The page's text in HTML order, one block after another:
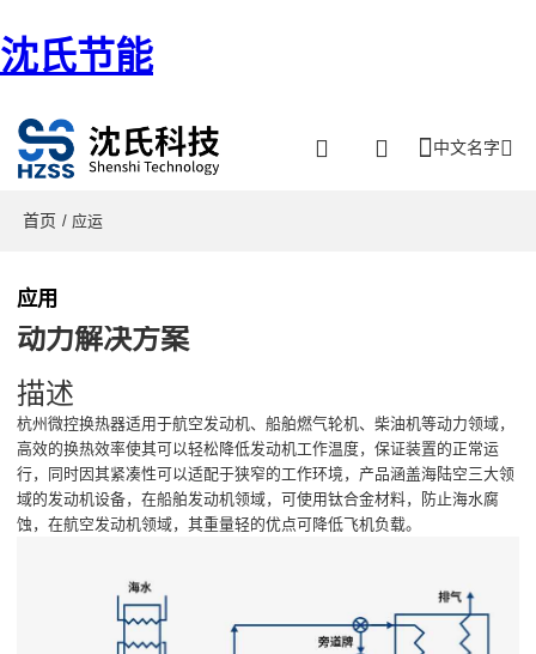
沈氏节能
中文名字
首页 / 应运
应用
动力解决方案
描述
杭州微控换热器适用于航空发动机、船舶燃气轮机、柴油机等动力领域，
高效的换热效率使其可以轻松降低发动机工作温度，保证装置的正常运
行，同时因其紧凑性可以适配于狭窄的工作环境，产品涵盖海陆空三大领
域的发动机设备，在船舶发动机领域，可使用钛合金材料，防止海水腐
蚀，在航空发动机领域，其重量轻的优点可降低飞机负载。